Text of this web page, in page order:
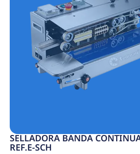
SELLADORA BANDA
REF.E-SCH